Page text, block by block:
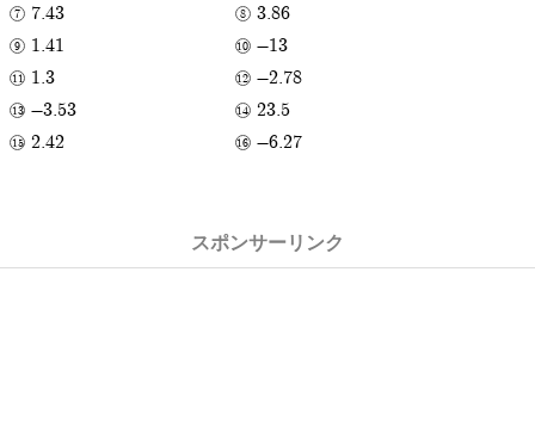
7.43
3.86
1.41
-13
1.3
-2.78
-3.53
23.5
2.42
-6.27